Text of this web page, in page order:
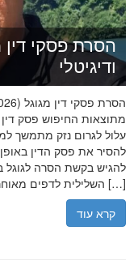
הסרת פסקי דין
ודיגיטלי
מתוצאות החיפוש פסק
עלול לגרום נזק מתמשך
להסיר את פסק הדין
להגיש בקשת הסרה לגוגל
השלילית לדפים מאוחרים יותר […]
קרא עוד